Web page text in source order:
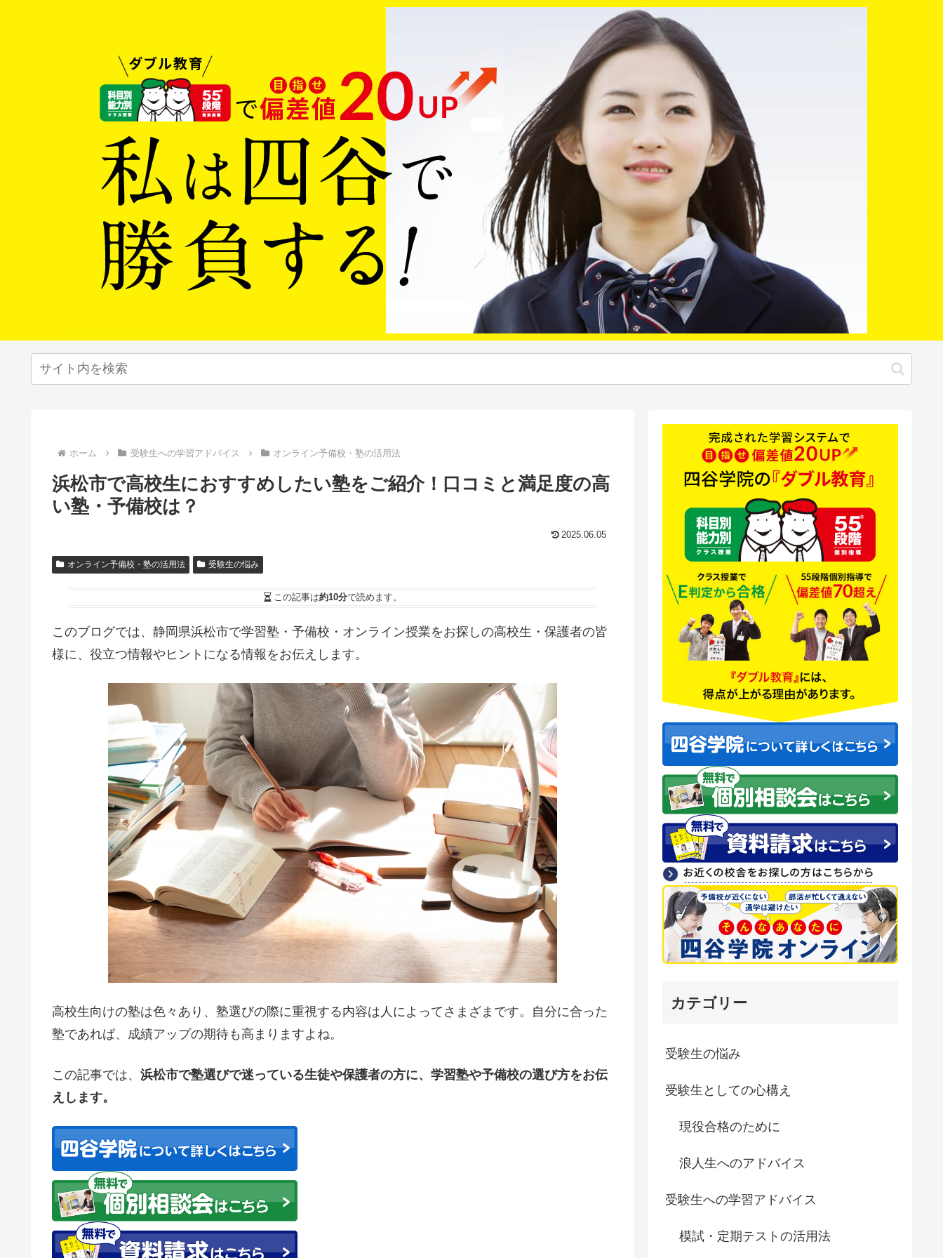
ホーム 受験生への学習アドバイス オンライン予備校・塾の活用法
浜松市で高校生におすすめしたい塾をご紹介！口コミと満足度の高
い塾・予備校は？
2025.06.05
オンライン予備校・塾の活用法 受験生の悩み
この記事は約10分で読めます。
このブログでは、静岡県浜松市で学習塾・予備校・オンライン授業をお探しの高校生・保護者の皆
様に、役立つ情報やヒントになる情報をお伝えします。
高校生向けの塾は色々あり、塾選びの際に重視する内容は人によってさまざまです。自分に合った
塾であれば、成績アップの期待も高まりますよね。
この記事では、 浜松市で塾選びで迷っている生徒や保護者の方に、学習塾や予備校の選び方をお伝
えします。
カテゴリー
受験生の悩み
受験生としての心構え
現役合格のために
浪人生へのアドバイス
受験生への学習アドバイス
模試・定期テストの活用法